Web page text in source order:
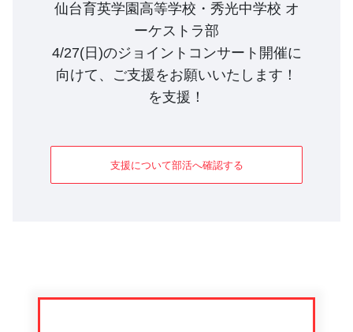
仙台育英学園高等学校・秀光中学校 オ
ーケストラ部
4/27(日)のジョイントコンサート開催に
向けて、ご支援をお願いいたします！
を支援！
支援について部活へ確認する